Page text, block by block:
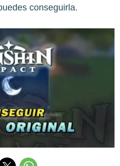
conseguirla.